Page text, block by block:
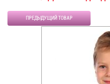
ПРЕДЫДУЩИЙ ТОВАР